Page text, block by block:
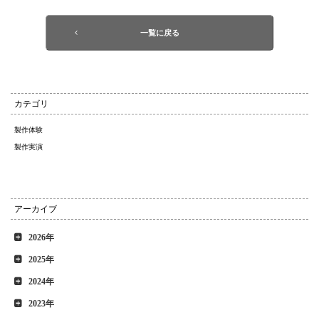
一覧に戻る
カテゴリ
製作体験
製作実演
アーカイブ
2026年
2025年
2024年
2023年